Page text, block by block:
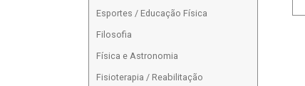
Esportes / Educação Física
Filosofia
Física e Astronomia
Fisioterapia / Reabilitação